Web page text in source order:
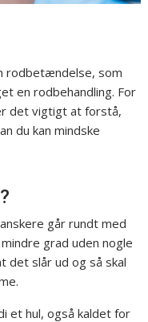
rodbetændelse, som
en rodbehandling. For
det vigtigt at forstå,
du kan mindske
går rundt med
grad uden nogle
det slår ud og så skal
et hul, også kaldet for